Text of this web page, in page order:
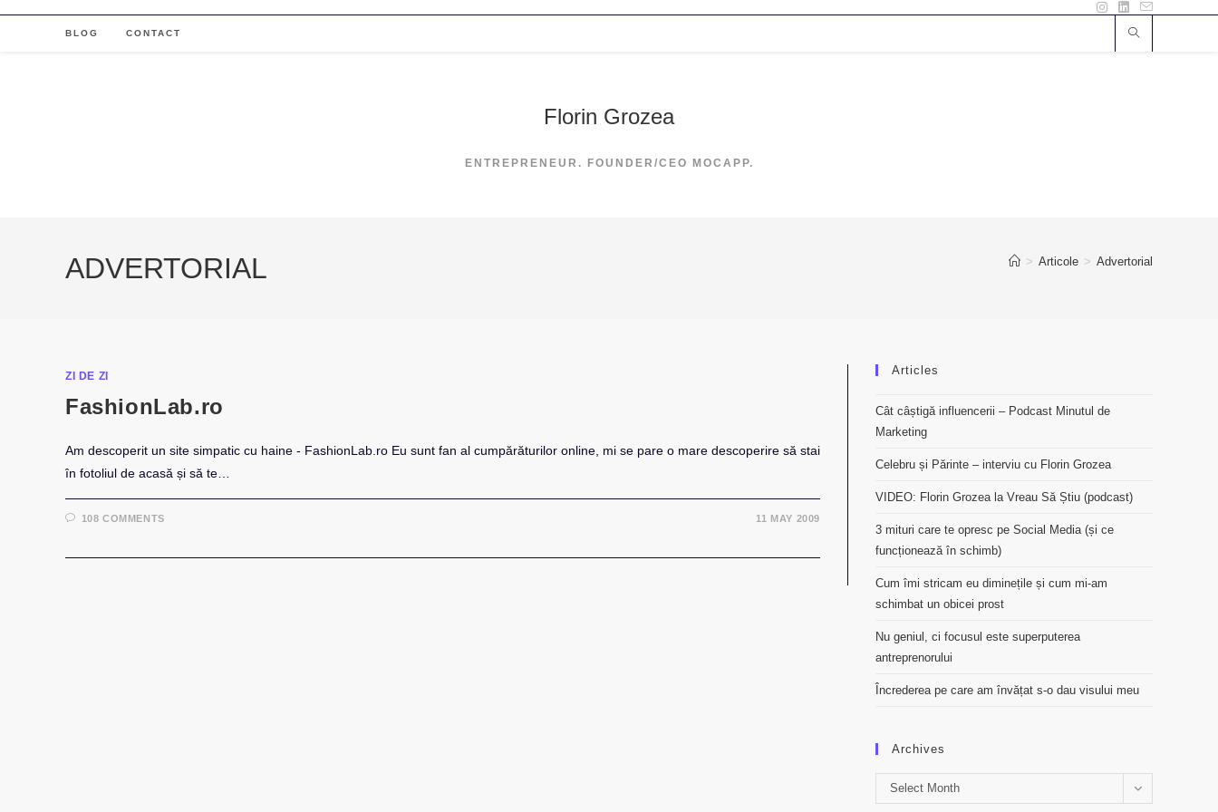
BLOG CONTACT
Florin Grozea
ENTREPRENEUR. FOUNDER/CEO MOCAPP.
ADVERTORIAL > Articole > Advertorial
ZI DE ZI
FashionLab.ro
Am descoperit un site simpatic cu haine - FashionLab.ro Eu sunt fan al cumpărăturilor online, mi se pare o mare descoperire să stai
în fotoliul de acasă și să te…
108 COMMENTS 11 MAY 2009
Articles
Cât câștigă influencerii – Podcast Minutul de
Marketing
Celebru și Părinte – interviu cu Florin Grozea
VIDEO: Florin Grozea la Vreau Să Știu (podcast)
3 mituri care te opresc pe Social Media (și ce
funcționează în schimb)
Cum îmi stricam eu diminețile și cum mi-am
schimbat un obicei prost
Nu geniul, ci focusul este superputerea
antreprenorului
Încrederea pe care am învățat s-o dau visului meu
Archives
Archives
Select Month